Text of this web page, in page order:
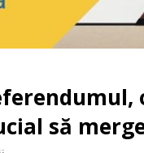
să